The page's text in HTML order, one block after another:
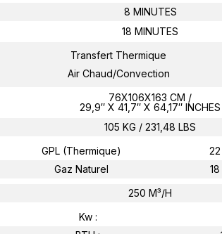
8 MINUTES
18 MINUTES
Transfert Thermique
Air Chaud/convection
76X106X163 CM /
29,9″ X 41,7″ X 64,17″ INCHES
105 KG / 231,48 LBS
GPL (thermique)
Gaz Naturel
250 M³/H
Kw :